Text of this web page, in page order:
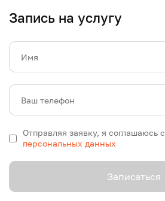
Запись на услугу
Имя
Ваш телефон
Отправляя заявку, я соглашаюсь с
персональных данных
Записаться